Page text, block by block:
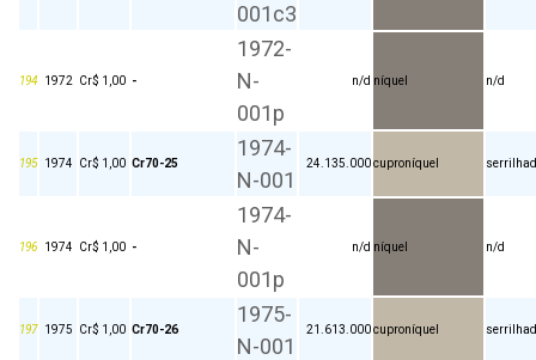
001c3
194 1972 Cr$ 1,00 -
1972-
N-
001p
n/d níquel n/d
195 1974 Cr$ 1,00 Cr70-25
1974-
N-001
24.135.000cuproníquel
196 1974 Cr$ 1,00 -
1974-
N-
001p
n/d níquel n/d
197 1975 Cr$ 1,00 Cr70-26
1975-
N-001
21.613.000cuproníquel